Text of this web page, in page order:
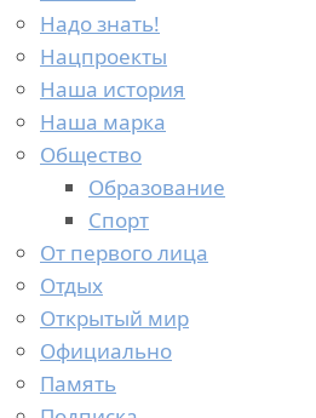
Надо знать!
Нацпроекты
Наша история
Наша марка
Общество
Образование
Спорт
От первого лица
Отдых
Открытый мир
Официально
Память